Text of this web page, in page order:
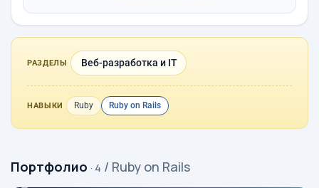
РАЗДЕЛЫ Веб-разработка и IT
НАВЫКИ Ruby Ruby on Rails
Портфолио · 4 / Ruby on Rails